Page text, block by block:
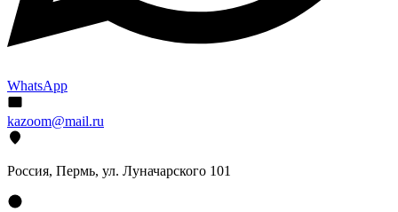
WhatsApp
kazoom@mail.ru
Россия, Пермь, ул. Луначарского 101